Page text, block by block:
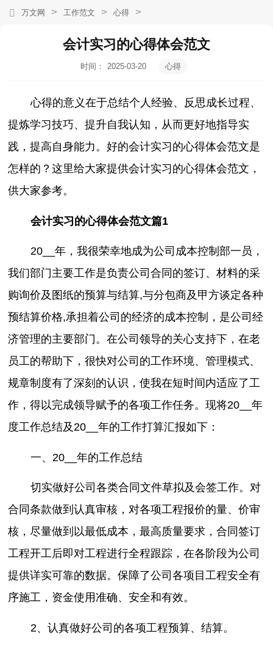
万文网 > 工作范文 > 心得 >
会计实习的心得体会范文
时间：
2025-03-20
心得
心得的意义在于总结个人经验、反思成长过程、
提炼学习技巧、提升自我认知，从而更好地指导实
践，提高自身能力。好的会计实习的心得体会范文是
怎样的？这里给大家提供会计实习的心得体会范文，
供大家参考。
会计实习的心得体会范文篇1
20__年，我很荣幸地成为公司成本控制部一员，
我们部门主要工作是负责公司合同的签订、材料的采
购询价及图纸的预算与结算,与分包商及甲方谈定各种
预结算价格,承担着公司的经济的成本控制，是公司经
济管理的主要部门。在公司领导的关心支持下，在老
员工的帮助下，很快对公司的工作环境、管理模式、
规章制度有了深刻的认识，使我在短时间内适应了工
作，得以完成领导赋予的各项工作任务。现将20__年
度工作总结及20__年的工作打算汇报如下：
一、20__年的工作总结
切实做好公司各类合同文件草拟及会签工作。对
合同条款做到认真审核，对各项工程报价的量、价审
核，尽量做到以最低成本，最高质量要求，合同签订
工程开工后即对工程进行全程跟踪，在各阶段为公司
提供详实可靠的数据。保障了公司各项目工程安全有
序施工，资金使用准确、安全和有效。
2、认真做好公司的各项工程预算、结算。